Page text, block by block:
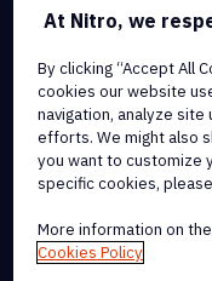
Integraties en API-
Cookiebeleid
Copyrightbeleid
Alle voorwaarden en
© 2026 Nitro Software,
Nitro, het Nitro-logo,
At Nitro, we
By clicking “Accept All
cookies our website
navigation, analyze site
efforts. We might also
you want to customize
specific cookies,
More information on
Cookies Policy